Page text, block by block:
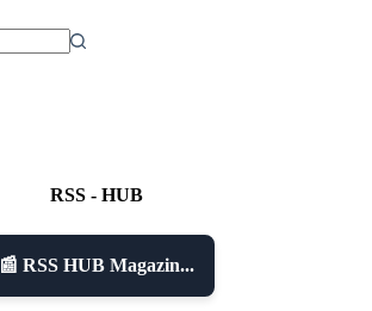
RSS - HUB
📰 RSS HUB Magazin...